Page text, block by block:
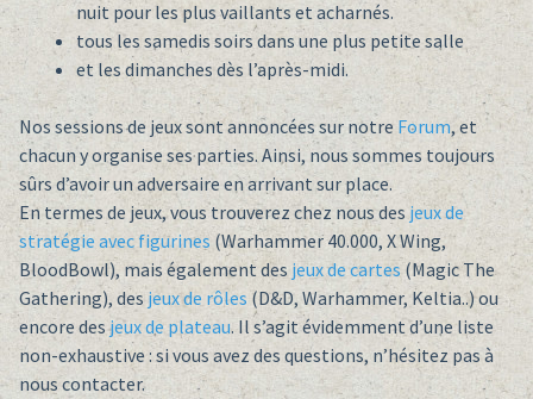
nuit pour les plus vaillants et acharnés.
tous les samedis soirs dans une plus petite salle
et les dimanches dès l’après-midi.
Nos sessions de jeux sont annoncées sur notre Forum, et
chacun y organise ses parties. Ainsi, nous sommes toujours
sûrs d’avoir un adversaire en arrivant sur place.
En termes de jeux, vous trouverez chez nous desjeux de
stratégie avec figurines (Warhammer 40.000, X Wing,
BloodBowl), mais également des jeux de cartes (Magic The
Gathering), des jeux de rôles (D&D, Warhammer, Keltia..) ou
encore desjeux de plateau. Il s’agit évidemment d’une liste
non-exhaustive : si vous avez des questions, n’hésitez pas à
nous contacter.